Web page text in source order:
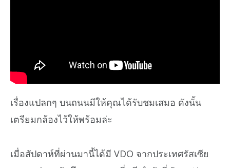
เรื่องแปลกๆ บนถนนมีให้คุณได้รับชมเสมอ ดังนั้น
เตรียมกล้องไว้ให้พร้อมล่ะ
เมื่อสัปดาห์ที่ผ่านมานี้ได้มี VDO จากประเทศรัสเซีย